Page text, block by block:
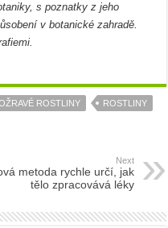
s poznatky z jeho
v botanické zahradě.
ROSTLINY ROSTLINY
Next
metoda rychle určí, jak
tělo zpracovává léky